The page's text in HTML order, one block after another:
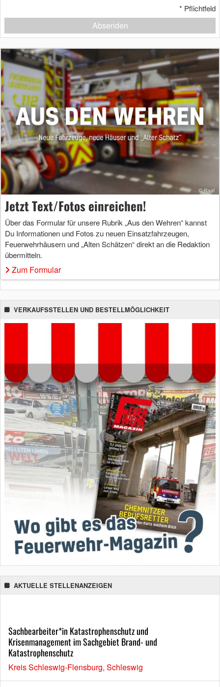
* Pflichtfeld
Absenden
Jetzt Text/Fotos einreichen!
Über das Formular für unsere Rubrik „Aus den Wehren“ kannst
Du Informationen und Fotos zu neuen Einsatzfahrzeugen,
Feuerwehrhäusern und „Alten Schätzen“ direkt an die Redaktion
übermitteln.
Zum Formular
VERKAUFSSTELLEN UND BESTELLMÖGLICHKEIT
AKTUELLE STELLENANZEIGEN
Sachbearbeiter*in Katastrophenschutz und
Krisenmanagement im Sachgebiet Brand- und
Katastrophenschutz
Kreis Schleswig-Flensburg, Schleswig